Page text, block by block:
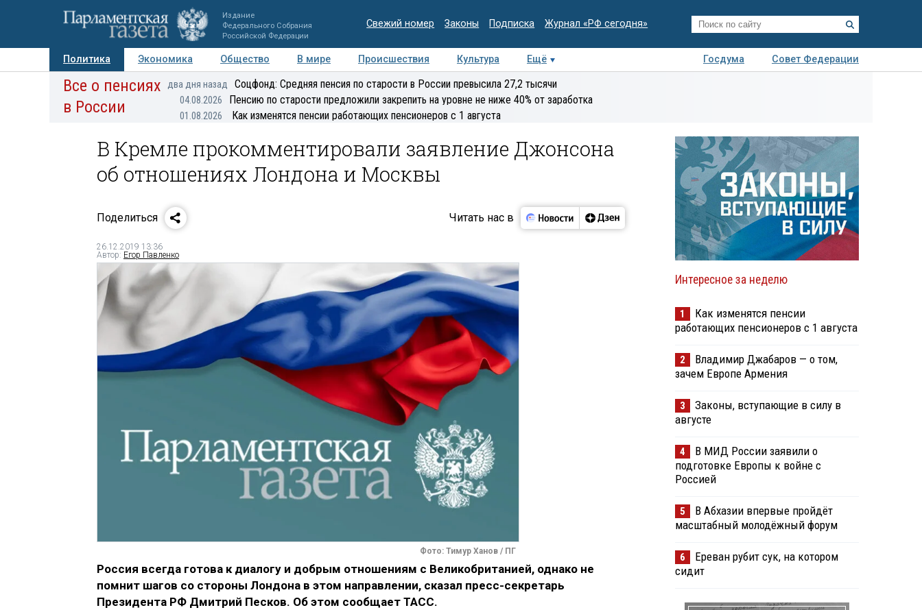
Издание
Федерального Собрания
Российской Федерации
Свежий номер Законы Подписка Журнал «РФ сегодня»
Политика Экономика Общество В мире Происшествия Культура Ещё Госдума
Совет Федерации
Авторы Персоны Мнения Регионы Медиацентр Интервью Колумнисты
Все о пенсиях
в России
два дня назад Соцфонд: Средняя пенсия по старости в России превысила 27,2 тысячи
04.08.2026 Пенсию по старости предложили закрепить на уровне не ниже 40% от заработка
01.08.2026 Как изменятся пенсии работающих пенсионеров с 1 августа
В Кремле прокомментировали заявление Джонсона
об отношениях Лондона и Москвы
Поделиться Читать нас в
26.12.2019 13:36
Автор: Егор Павленко
Фото: Тимур Ханов / ПГ
Россия всегда готова к диалогу и добрым отношениям с Великобританией, однако не
помнит шагов со стороны Лондона в этом направлении, сказал пресс-секретарь
Президента РФ Дмитрий Песков. Об этом сообщает ТАСС.
Интересное за неделю
1
Как изменятся пенсии
работающих пенсионеров с 1 августа
2
Владимир Джабаров — о том,
зачем Европе Армения
3
Законы, вступающие в силу в
августе
4
В МИД России заявили о
подготовке Европы к войне с
Россией
5
В Абхазии впервые пройдёт
масштабный молодёжный форум
6
Ереван рубит сук, на котором
сидит